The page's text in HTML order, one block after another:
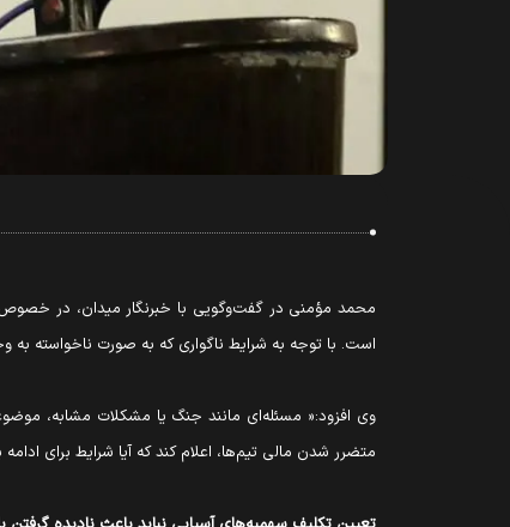
محمد مؤمنی در گفت‌وگویی با خبرنگار میدان، در خصوص
است. با توجه به شرایط ناگواری که به صورت ناخواسته به
وی افزود:« مسئله‌ای مانند جنگ یا مشکلات مشابه،
متضرر شدن مالی تیم‌ها، اعلام کند که آیا شرایط برای